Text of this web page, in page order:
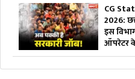
CG
2026:
इस
ऑपरेटर